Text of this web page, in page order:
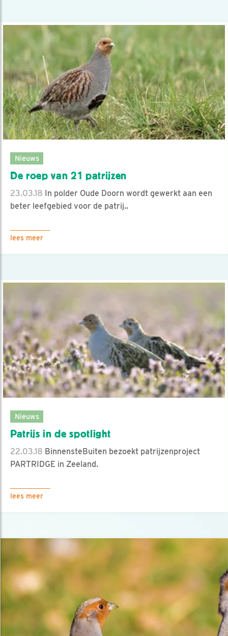
Nieuws
De roep van 21 patrijzen
23.03.18 In polder Oude Doorn wordt gewerkt aan een
beter leefgebied voor de patrij..
lees meer
Nieuws
Patrijs in de spotlight
22.03.18 BinnensteBuiten bezoekt patrijzenproject
PARTRIDGE in Zeeland.
lees meer